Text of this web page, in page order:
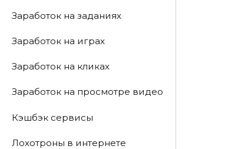
Заработок на заданиях
Заработок на играх
Заработок на кликах
Заработок на просмотре видео
Кэшбэк сервисы
Лохотроны в интернете